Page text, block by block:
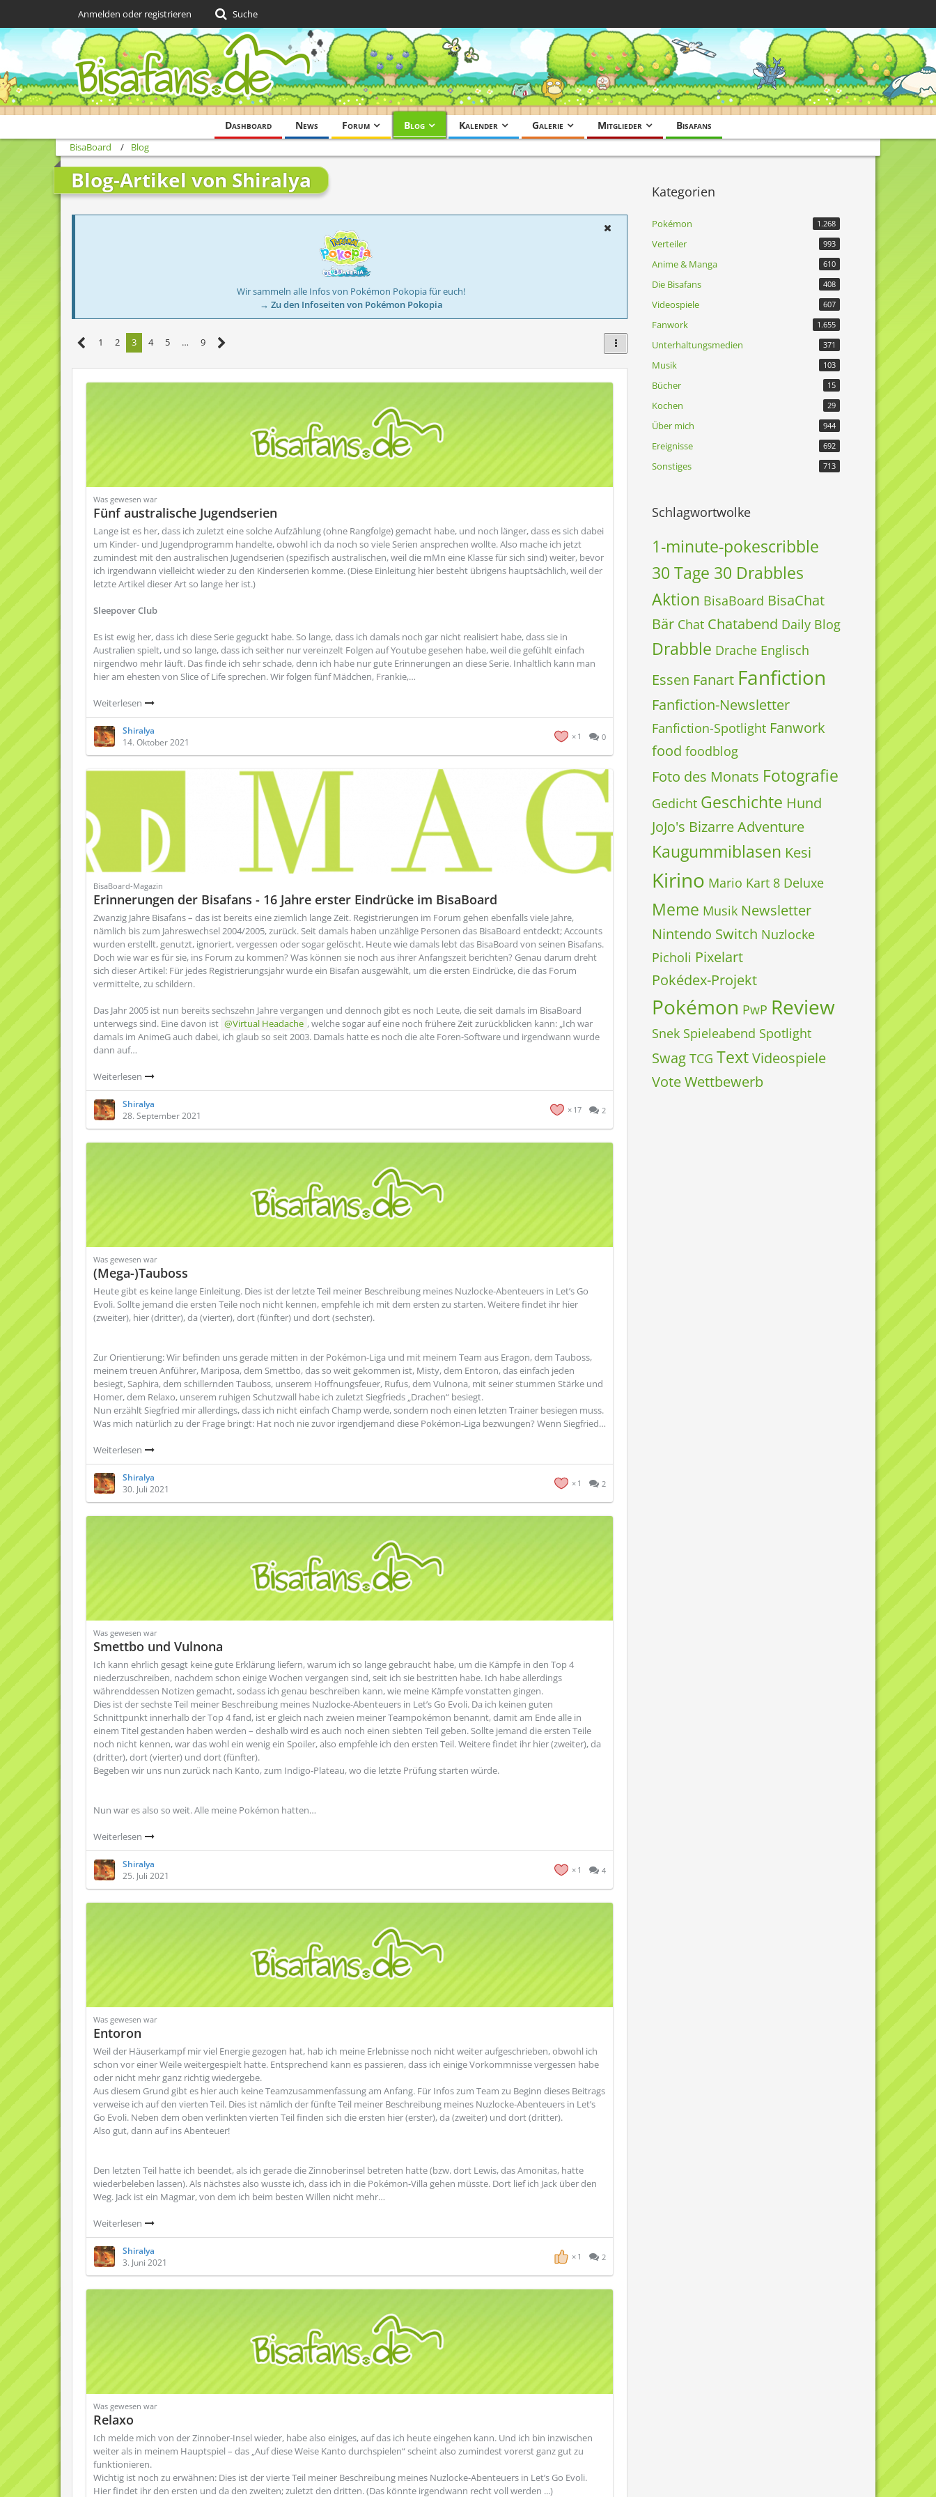
Dashboard News Forum Blog Kalender Galerie Mitglieder Bisafans
Anmelden oder registrieren Suche
BisaBoard Blog
Blog-Artikel von Shiralya
Wir sammeln alle Infos von Pokémon Pokopia für euch!
→ Zu den Infoseiten von Pokémon Pokopia
1 2 3 4 5 … 9
Was gewesen war
Fünf australische Jugendserien
Lange ist es her, dass ich zuletzt eine solche Aufzählung (ohne Rangfolge) gemacht habe, und noch länger, dass es sich dabei
um Kinder- und Jugendprogramm handelte, obwohl ich da noch so viele Serien ansprechen wollte. Also mache ich jetzt
zumindest mit den australischen Jugendserien (spezifisch australischen, weil die mMn eine Klasse für sich sind) weiter, bevor
ich irgendwann vielleicht wieder zu den Kinderserien komme. (Diese Einleitung hier besteht übrigens hauptsächlich, weil der
letzte Artikel dieser Art so lange her ist.)
Sleepover Club
Es ist ewig her, dass ich diese Serie geguckt habe. So lange, dass ich damals noch gar nicht realisiert habe, dass sie in
Australien spielt, und so lange, dass ich seither nur vereinzelt Folgen auf Youtube gesehen habe, weil die gefühlt einfach
nirgendwo mehr läuft. Das finde ich sehr schade, denn ich habe nur gute Erinnerungen an diese Serie. Inhaltlich kann man
hier am ehesten von Slice of Life sprechen. Wir folgen fünf Mädchen, Frankie,…
Weiterlesen
Shiralya
14. Oktober 2021
1 0
BisaBoard-Magazin
Erinnerungen der Bisafans - 16 Jahre erster Eindrücke im BisaBoard
Zwanzig Jahre Bisafans – das ist bereits eine ziemlich lange Zeit. Registrierungen im Forum gehen ebenfalls viele Jahre,
nämlich bis zum Jahreswechsel 2004/2005, zurück. Seit damals haben unzählige Personen das BisaBoard entdeckt; Accounts
wurden erstellt, genutzt, ignoriert, vergessen oder sogar gelöscht. Heute wie damals lebt das BisaBoard von seinen Bisafans.
Doch wie war es für sie, ins Forum zu kommen? Was können sie noch aus ihrer Anfangszeit berichten? Genau darum dreht
sich dieser Artikel: Für jedes Registrierungsjahr wurde ein Bisafan ausgewählt, um die ersten Eindrücke, die das Forum
vermittelte, zu schildern.
Das Jahr 2005 ist nun bereits sechszehn Jahre vergangen und dennoch gibt es noch Leute, die seit damals im BisaBoard
unterwegs sind. Eine davon ist
Virtual Headache , welche sogar auf eine noch frühere Zeit zurückblicken kann: „Ich war
damals im AnimeG auch dabei, ich glaub so seit 2003. Damals hatte es noch die alte Foren-Software und irgendwann wurde
dann auf…
Weiterlesen
Shiralya
28. September 2021
17 2
Was gewesen war
(Mega-)Tauboss
Heute gibt es keine lange Einleitung. Dies ist der letzte Teil meiner Beschreibung meines Nuzlocke-Abenteuers in Let’s Go
Evoli. Sollte jemand die ersten Teile noch nicht kennen, empfehle ich mit dem ersten zu starten. Weitere findet ihr hier
(zweiter), hier (dritter), da (vierter), dort (fünfter) und dort (sechster).
Zur Orientierung: Wir befinden uns gerade mitten in der Pokémon-Liga und mit meinem Team aus Eragon, dem Tauboss,
meinem treuen Anführer, Mariposa, dem Smettbo, das so weit gekommen ist, Misty, dem Entoron, das einfach jeden
besiegt, Saphira, dem schillernden Tauboss, unserem Hoffnungsfeuer, Rufus, dem Vulnona, mit seiner stummen Stärke und
Homer, dem Relaxo, unserem ruhigen Schutzwall habe ich zuletzt Siegfrieds „Drachen“ besiegt.
Nun erzählt Siegfried mir allerdings, dass ich nicht einfach Champ werde, sondern noch einen letzten Trainer besiegen muss.
Was mich natürlich zu der Frage bringt: Hat noch nie zuvor irgendjemand diese Pokémon-Liga bezwungen? Wenn Siegfried…
Weiterlesen
Shiralya
30. Juli 2021
1 2
Was gewesen war
Smettbo und Vulnona
Ich kann ehrlich gesagt keine gute Erklärung liefern, warum ich so lange gebraucht habe, um die Kämpfe in den Top 4
niederzuschreiben, nachdem schon einige Wochen vergangen sind, seit ich sie bestritten habe. Ich habe allerdings
währenddessen Notizen gemacht, sodass ich genau beschreiben kann, wie meine Kämpfe vonstatten gingen.
Dies ist der sechste Teil meiner Beschreibung meines Nuzlocke-Abenteuers in Let’s Go Evoli. Da ich keinen guten
Schnittpunkt innerhalb der Top 4 fand, ist er gleich nach zweien meiner Teampokémon benannt, damit am Ende alle in
einem Titel gestanden haben werden – deshalb wird es auch noch einen siebten Teil geben. Sollte jemand die ersten Teile
noch nicht kennen, war das wohl ein wenig ein Spoiler, also empfehle ich den ersten Teil. Weitere findet ihr hier (zweiter), da
(dritter), dort (vierter) und dort (fünfter).
Begeben wir uns nun zurück nach Kanto, zum Indigo-Plateau, wo die letzte Prüfung starten würde.
Nun war es also so weit. Alle meine Pokémon hatten…
Weiterlesen
Shiralya
25. Juli 2021
1 4
Was gewesen war
Entoron
Weil der Häuserkampf mir viel Energie gezogen hat, hab ich meine Erlebnisse noch nicht weiter aufgeschrieben, obwohl ich
schon vor einer Weile weitergespielt hatte. Entsprechend kann es passieren, dass ich einige Vorkommnisse vergessen habe
oder nicht mehr ganz richtig wiedergebe.
Aus diesem Grund gibt es hier auch keine Teamzusammenfassung am Anfang. Für Infos zum Team zu Beginn dieses Beitrags
verweise ich auf den vierten Teil. Dies ist nämlich der fünfte Teil meiner Beschreibung meines Nuzlocke-Abenteuers in Let’s
Go Evoli. Neben dem oben verlinkten vierten Teil finden sich die ersten hier (erster), da (zweiter) und dort (dritter).
Also gut, dann auf ins Abenteuer!
Den letzten Teil hatte ich beendet, als ich gerade die Zinnoberinsel betreten hatte (bzw. dort Lewis, das Amonitas, hatte
wiederbeleben lassen). Als nächstes also wusste ich, dass ich in die Pokémon-Villa gehen müsste. Dort lief ich Jack über den
Weg. Jack ist ein Magmar, von dem ich beim besten Willen nicht mehr…
Weiterlesen
Shiralya
3. Juni 2021
1 2
Was gewesen war
Relaxo
Ich melde mich von der Zinnober-Insel wieder, habe also einiges, auf das ich heute eingehen kann. Und ich bin inzwischen
weiter als in meinem Hauptspiel – das „Auf diese Weise Kanto durchspielen“ scheint also zumindest vorerst ganz gut zu
funktionieren.
Wichtig ist noch zu erwähnen: Dies ist der vierte Teil meiner Beschreibung meines Nuzlocke-Abenteuers in Let’s Go Evoli.
Hier findet ihr den ersten und da den zweiten; zuletzt den dritten. (Das könnte irgendwann recht voll werden ...)
Kategorien
Pokémon 1.268
Verteiler 993
Anime & Manga 610
Die Bisafans 408
Videospiele 607
Fanwork 1.655
Unterhaltungsmedien 371
Musik 103
Bücher 15
Kochen 29
Über mich 944
Ereignisse 692
Sonstiges 713
Schlagwortwolke
1-minute-pokescribble
30 Tage 30 Drabbles
Aktion BisaBoard BisaChat
Bär Chat Chatabend Daily Blog
Drabble Drache Englisch
Essen Fanart Fanfiction
Fanfiction-Newsletter
Fanfiction-Spotlight Fanwork
food foodblog
Foto des Monats Fotografie
Gedicht Geschichte Hund
JoJo's Bizarre Adventure
Kaugummiblasen Kesi
Kirino Mario Kart 8 Deluxe
Meme Musik Newsletter
Nintendo Switch Nuzlocke
Picholi Pixelart
Pokédex-Projekt
Pokémon PwP Review
Snek Spieleabend Spotlight
Swag TCG TextVideospiele
VoteWettbewerb